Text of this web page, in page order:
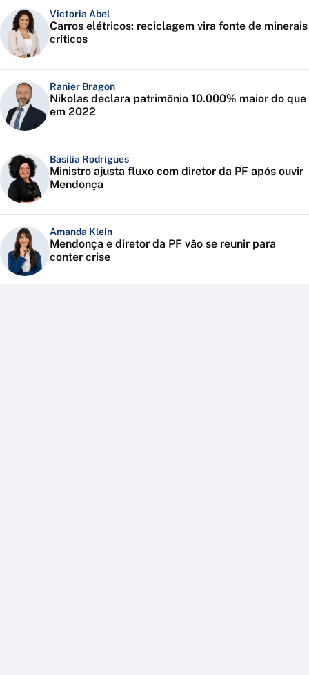
Victoria Abel
Carros elétricos: reciclagem vira fonte de minerais
críticos
Ranier Bragon
Nikolas declara patrimônio 10.000% maior do que
em 2022
Basília Rodrigues
Ministro ajusta fluxo com diretor da PF após ouvir
Mendonça
Amanda Klein
Mendonça e diretor da PF vão se reunir para
conter crise